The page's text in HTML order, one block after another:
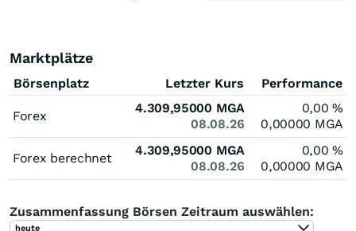
Marktplätze
Börsenplatz Letzter Kurs Performance
Forex
4.309,95000 MGA
08.08.26
0,00%
0,00000 MGA
Forex berechnet
4.309,95000 MGA
08.08.26
0,00%
0,00000 MGA
Zusammenfassung Börsen Zeitraum auswählen:
heute